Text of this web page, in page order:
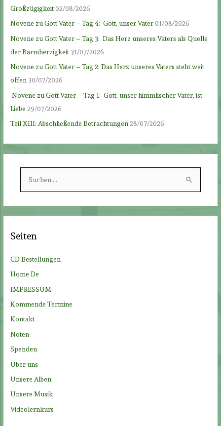
Großzügigkeit02/08/2026
Novene zu Gott Vater – Tag 4: Gott, unser Vater01/08/2026
Novene zu Gott Vater – Tag 3: Das Herz unseres Vaters als Quelle
der Barmherzigkeit 31/07/2026
Novene zu Gott Vater – Tag 2: Das Herz unseres Vaters steht weit
offen 30/07/2026
Novene zu Gott Vater – Tag 1: Gott, unser himmlischer Vater, ist
Liebe 29/07/2026
Teil XIII: Abschließende Betrachtungen 28/07/2026
h
n
h
:
Seiten
CD Bestellungen
Home De
IMPRESSUM
Kommende Termine
Kontakt
Noten
Spenden
Über uns
Unsere Alben
Unsere Musik
Videolernkurs